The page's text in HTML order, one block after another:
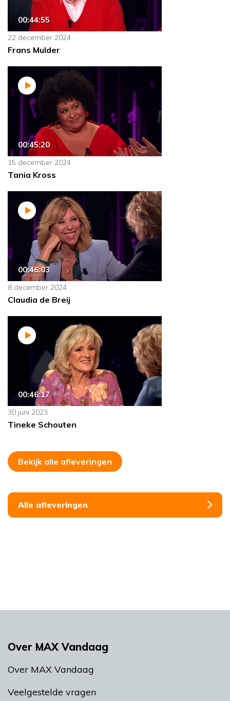
00:44:55
22 december 2024
Frans Mulder
00:45:20
15 december 2024
Tania Kross
00:46:03
8 december 2024
Claudia de Breij
00:46:17
30 juni 2023
Tineke Schouten
Bekijk alle afleveringen
Alle afleveringen
Over MAX Vandaag
Over MAX Vandaag
Veelgestelde vragen